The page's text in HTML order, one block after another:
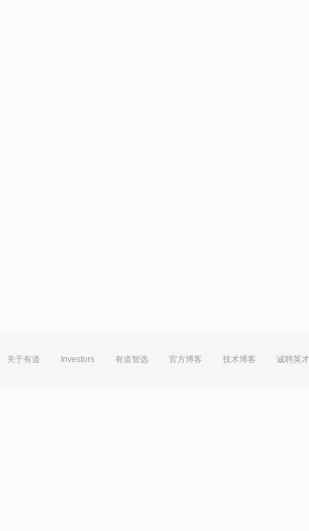
关于有道 Investors 有道智选 官方博客 技术博客 诚聘英才